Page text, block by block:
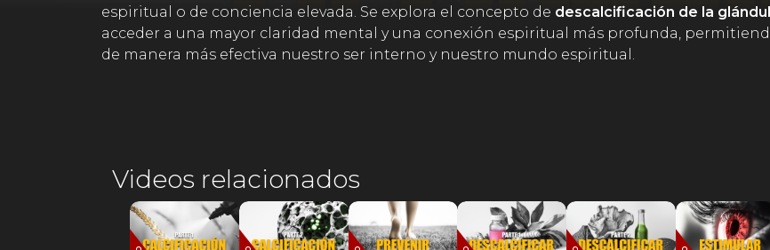
espiritual o de conciencia elevada. Se explora el concepto de descalcificación de la
acceder a una mayor claridad mental y una conexión espiritual más profunda,
de manera más efectiva nuestro ser interno y nuestro mundo espiritual.
Videos relacionados